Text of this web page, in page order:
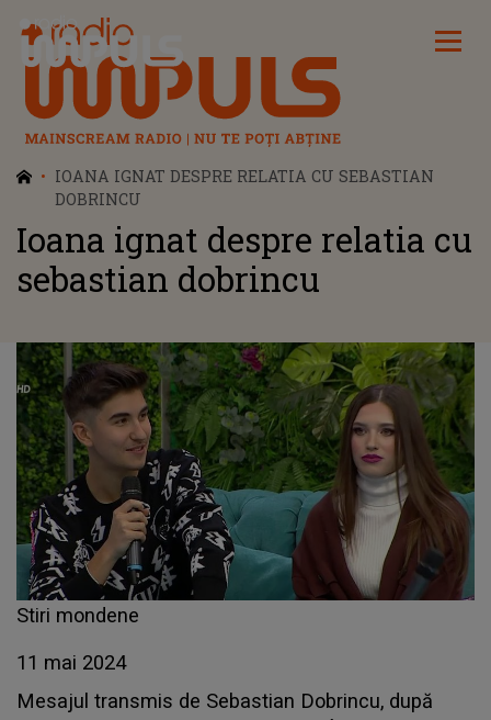
Radio Impuls
IOANA IGNAT DESPRE RELATIA CU SEBASTIAN
DOBRINCU
Ioana ignat despre relatia cu
sebastian dobrincu
Stiri mondene
11 mai 2024
Mesajul transmis de Sebastian Dobrincu, după